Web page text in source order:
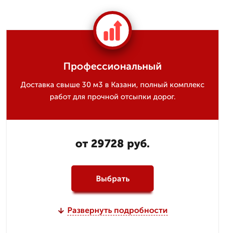
Профессиональный
Доставка свыше 30 м3 в Казани, полный комплекс
работ для прочной отсыпки дорог.
от 29728 руб.
Выбрать
Развернуть подробности